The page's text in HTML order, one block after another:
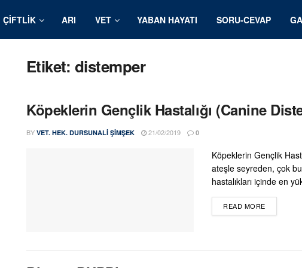
ÇIFTLIK ARI VET YABAN HAYATI SORU-CEVAP
Etiket: distemper
Köpeklerin Gençlik Hastalığı (Canine
BY VET. HEK. DURSUNALI ŞIMŞEK 21/02/2019 0
Köpeklerin Gençlik
ateşle seyreden, çok
hastalıkları içinde en
READ MOREDETAILS